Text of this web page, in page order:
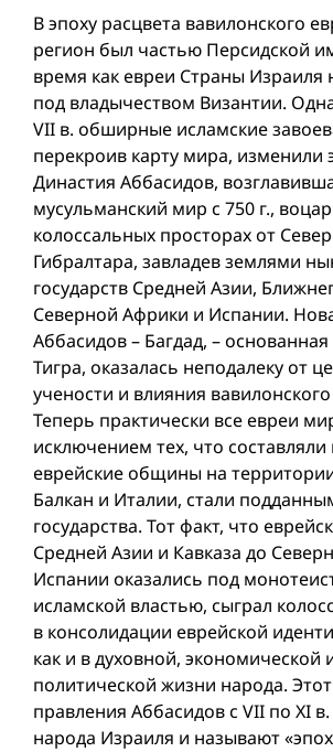
В эпоху расцвета вавилонского
регион был частью Персидской
время как евреи Страны Израиля
под владычеством Византии.
VII в. обширные исламские
перекроив карту мира, изменили
Династия Аббасидов,
мусульманский мир с 750 г.,
колоссальных просторах от
Гибралтара, завладев землями
государств Средней Азии,
Северной Африки и Испании.
Аббасидов – Багдад, –
Тигра, оказалась неподалеку от
учености и влияния
Теперь практически все евреи
исключением тех, что
еврейские общины на
Балкан и Италии, стали
государства. Тот факт, что
Средней Азии и Кавказа до
Испании оказались под
исламской властью, сыграл
в консолидации еврейской
как и в духовной, экономической
политической жизни народа.
правления Аббасидов с VII по XI
народа Израиля и называют